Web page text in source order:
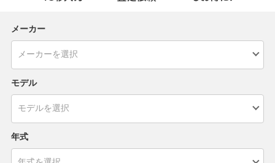
メーカー
モデル
年式